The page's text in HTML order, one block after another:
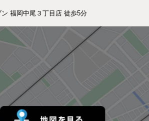
福岡中尾３丁目店 徒歩5分